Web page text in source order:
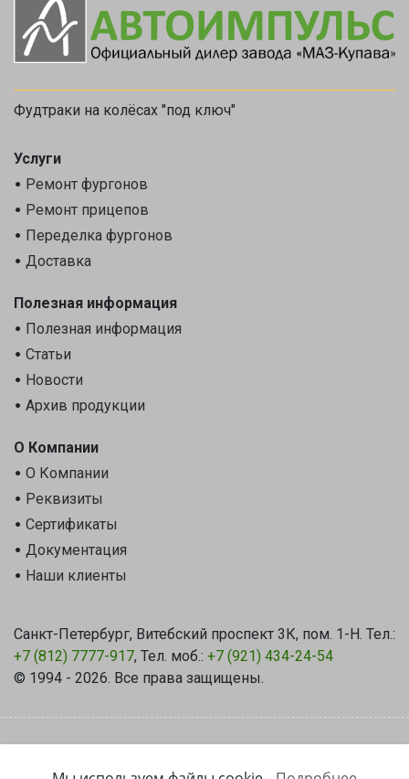
Фудтраки на колёсах "под ключ"
Услуги
Ремонт фургонов
Ремонт прицепов
Переделка фургонов
Доставка
Полезная информация
Полезная информация
Статьи
Новости
Архив продукции
О Компании
О Компании
Реквизиты
Сертификаты
Документация
Наши клиенты
Санкт-Петербург, Витебский проспект 3К, пом. 1-Н. Тел.:
+7 (812) 7777-917, Тел. моб.: +7 (921) 434-24-54
© 1994 - 2026. Все права защищены.
технологии Cookie